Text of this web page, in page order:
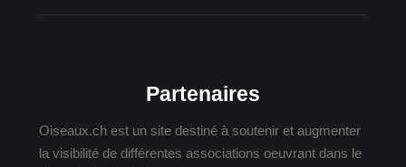
Partenaires
Oiseaux.ch est un site destiné à soutenir et augmenter
la visibilité de différentes associations oeuvrant dans le